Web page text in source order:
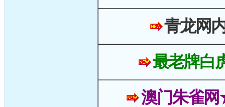
青龙网
最老牌白
澳门朱雀